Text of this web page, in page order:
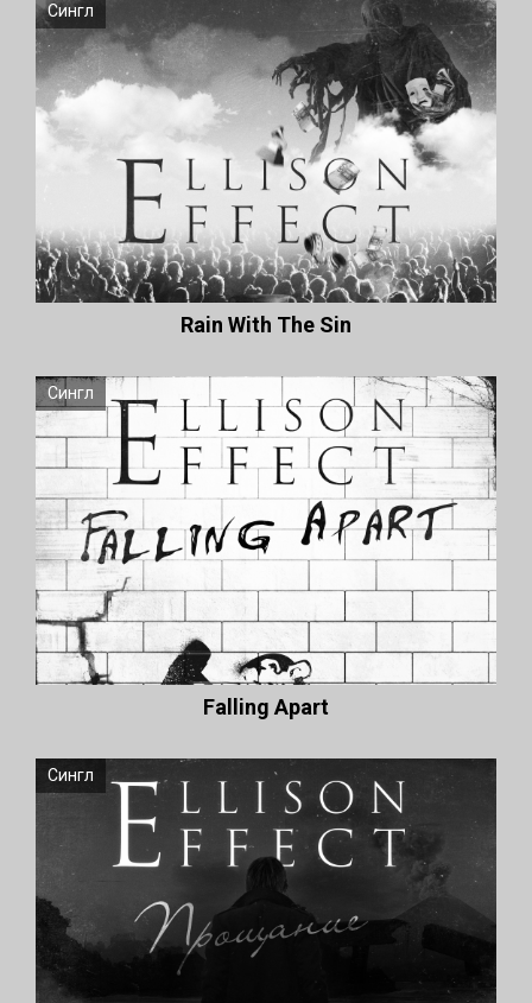
Сингл
Rain With The Sin
Сингл
Falling Apart
Сингл